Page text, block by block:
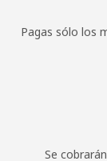
Pagas sólo los
Se